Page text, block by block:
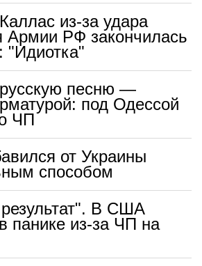
из-за удара
Армии РФ закончилась
"Идиотка"
песню —
под Одессой
ЧП
от Украины
способом
В США
панике из-за ЧП на